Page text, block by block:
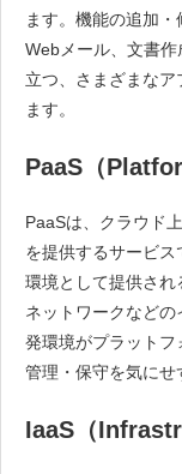
ます。機能の追加・
Webメール、文書
立つ、さまざまな
ます。
PaaS（
PaaSは、クラウド
を提供するサービス
環境として提供され
ネットワークなど
発環境がプラット
管理・保守を気にせ
IaaS（